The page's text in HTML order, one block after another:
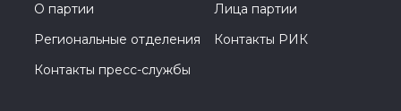
О партии
Лица партии
Региональные отделения
Контакты РИК
Контакты пресс-службы